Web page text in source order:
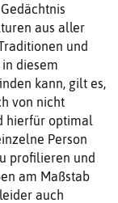
aus aller
und
diesem
kann, gilt es,
von nicht
hierfür optimal
Person
profilieren und
am Maßstab
auch